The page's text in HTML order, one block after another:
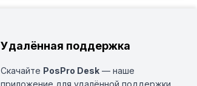
Удалённая поддержка
Скачайте PosPro Desk — наше
приложение для удалённой поддержки.